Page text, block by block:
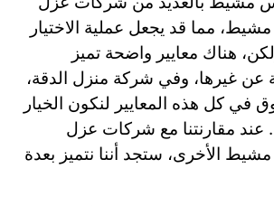
مما قد يجعل عملية الاختيار
هناك معايير واضحة تميز
عن غيرها، وفي شركة منزل الدقة،
في كل هذه المعايير لنكون الخيار
عند مقارنتنا مع شركات عزل
الأخرى، ستجد أننا نتميز بعدة